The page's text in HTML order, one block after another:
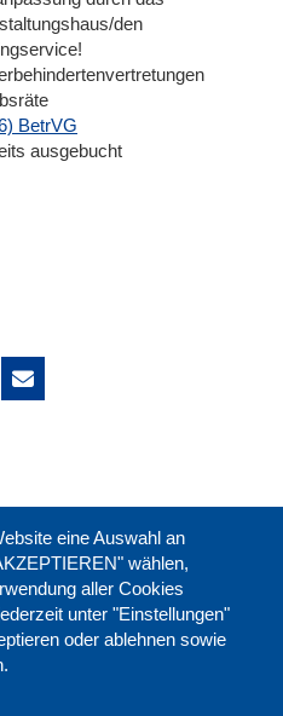
den
BetrVG
ausgebucht
eine Auswahl an
wählen,
aller Cookies
unter "Einstellungen"
oder ablehnen sowie